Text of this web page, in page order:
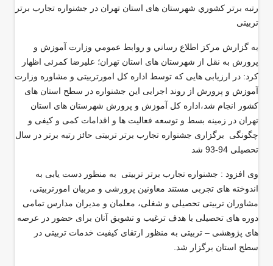
رتبه برتر كشوري شهرستان های استان تهران در جشنواره تجارب برتر
تربیتی
به گزارش مركز اطلاع رساني و روابط عمومي وزارت آموزش و
پرورش به نقل از شهرستان های استان تهران؛ علیرضا کمرئی اظهار
كرد: در ارزیابی هایی که توسط اداره کل امورتربیتی و مشاوره وزارت
آموزش و پرورش از روند اجرایی این جشنواره در سطح استان های
کشور انجام شد،اداره کل آموزش و پرورش شهرستان های استان
تهران در زمینه بسط و توسعه فعالیت ها و اقدامات کمی و کیفی و
چگونگی برگزاری جشنواره تجارب برتر تربیتی حائز رتبه برتر در سال
تحصیلی 94-93 شد
وی افزود : جشنواره تجارب برتر تربیتی به منظور دست یابی به
اندوخته های تجربی مستند معاونین پرورشی و مربیان امورتربیتی،
مشاوران تربیتی تحصیلی و شغلی، معلمان و مدیران مدارس تمامی
دوره های تحصیلی با هدف ترغیب و تشویق آنان برای حضور در عرصه
های پژوهشی – تربیتی به منظور ارتقای کیفیت خدمات تربیتی در
سطح استان برگزار شد.